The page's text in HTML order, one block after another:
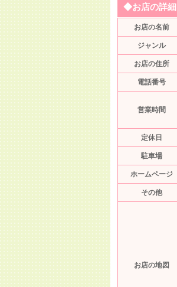
◆お店の詳細
お店の名前
ジャンル
お店の住所
電話番号
営業時間
定休日
駐車場
ホームページ
その他
お店の地図